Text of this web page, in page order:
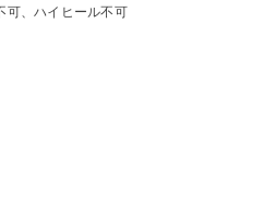
可、ハイヒール不可